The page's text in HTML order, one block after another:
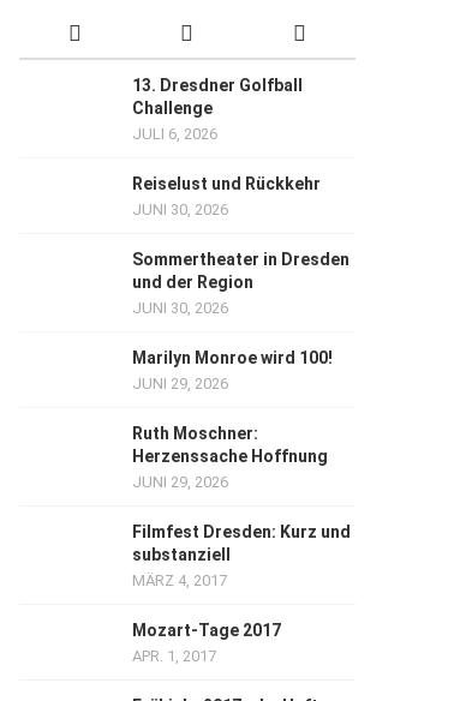
13. Dresdner Golfball
Challenge
JULI 6, 2026
Reiselust und Rückkehr
JUNI 30, 2026
Sommertheater in Dresden
und der Region
JUNI 30, 2026
Marilyn Monroe wird 100!
JUNI 29, 2026
Ruth Moschner:
Herzenssache Hoffnung
JUNI 29, 2026
Filmfest Dresden: Kurz und
substanziell
MÄRZ 4, 2017
Mozart-Tage 2017
APR. 1, 2017